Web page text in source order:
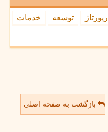
رپورتاژ توسعه
خدمات
بازگشت به صفحه اصلی